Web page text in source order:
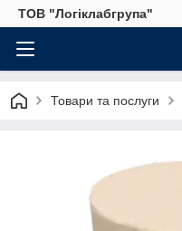
ТОВ "Логіклабгрупа"
Товари та послуги